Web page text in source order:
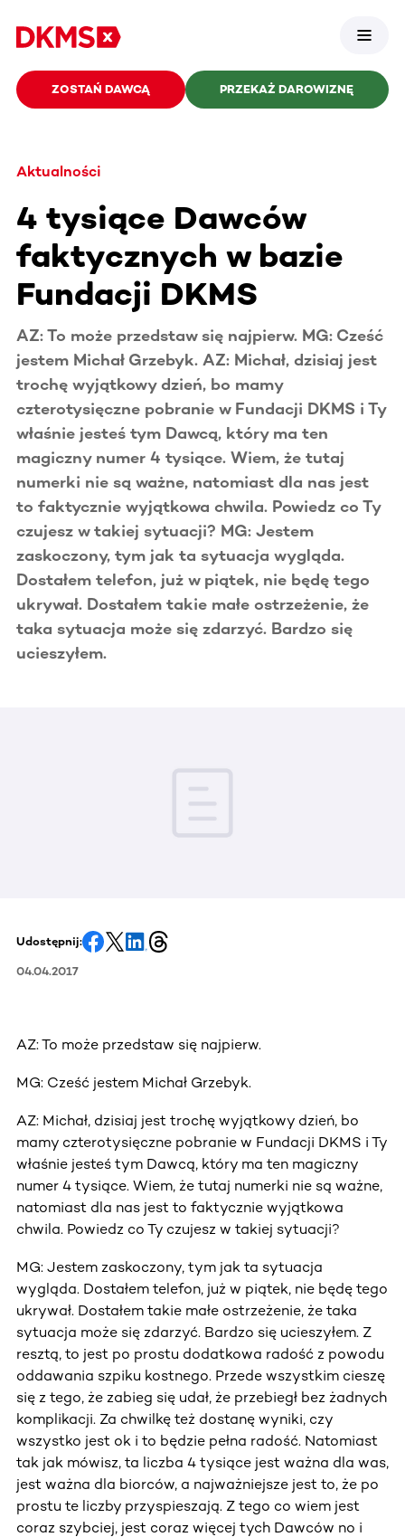
ZOSTAŃ DAWCĄ PRZEKAŻ DAROWIZNĘ
Aktualności
4 tysiące Dawców
faktycznych w bazie
Fundacji DKMS
AZ: To może przedstaw się najpierw. MG: Cześć
jestem Michał Grzebyk. AZ: Michał, dzisiaj jest
trochę wyjątkowy dzień, bo mamy
czterotysięczne pobranie w Fundacji DKMS i Ty
właśnie jesteś tym Dawcą, który ma ten
magiczny numer 4 tysiące. Wiem, że tutaj
numerki nie są ważne, natomiast dla nas jest
to faktycznie wyjątkowa chwila. Powiedz co Ty
czujesz w takiej sytuacji? MG: Jestem
zaskoczony, tym jak ta sytuacja wygląda.
Dostałem telefon, już w piątek, nie będę tego
ukrywał. Dostałem takie małe ostrzeżenie, że
taka sytuacja może się zdarzyć. Bardzo się
ucieszyłem.
Udostępnij:
04.04.2017
AZ: To może przedstaw się najpierw.
MG: Cześć jestem Michał Grzebyk.
AZ: Michał, dzisiaj jest trochę wyjątkowy dzień, bo
mamy czterotysięczne pobranie w Fundacji DKMS i Ty
właśnie jesteś tym Dawcą, który ma ten magiczny
numer 4 tysiące. Wiem, że tutaj numerki nie są ważne,
natomiast dla nas jest to faktycznie wyjątkowa
chwila. Powiedz co Ty czujesz w takiej sytuacji?
MG: Jestem zaskoczony, tym jak ta sytuacja
wygląda. Dostałem telefon, już w piątek, nie będę tego
ukrywał. Dostałem takie małe ostrzeżenie, że taka
sytuacja może się zdarzyć. Bardzo się ucieszyłem. Z
resztą, to jest po prostu dodatkowa radość z powodu
oddawania szpiku kostnego. Przede wszystkim cieszę
się z tego, że zabieg się udał, że przebiegł bez żadnych
komplikacji. Za chwilkę też dostanę wyniki, czy
wszystko jest ok i to będzie pełna radość. Natomiast
tak jak mówisz, ta liczba 4 tysiące jest ważna dla was,
jest ważna dla biorców, a najważniejsze jest to, że po
prostu te liczby przyspieszają. Z tego co wiem jest
coraz szybciej, jest coraz więcej tych Dawców no i